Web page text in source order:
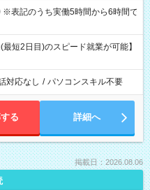
短2日目)のスピード就業が可能】
対応なし / パソコンスキル不要
る 詳細へ
掲載日：2026.08.06